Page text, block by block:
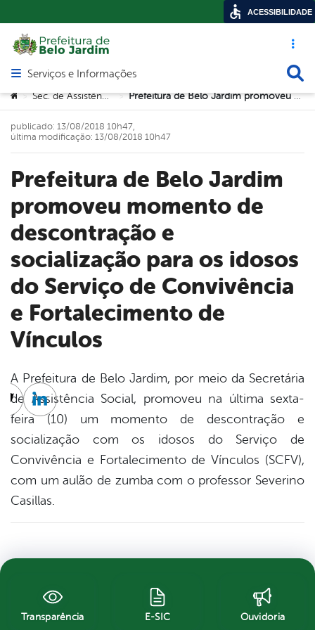
Acesso
Abrir menu principal de navegação
Serviços e Informações
Você está aqui:
> Sec. de Assistência Social > Prefeitura de Belo Jardim promoveu momento de descontração e socialização para os idosos do Serviço de Convivência e Fortalecimento de Vínculos
Prefeitura de Belo Jardim
promoveu momento de
descontração e
socialização para os idosos
do Serviço de Convivência
e Fortalecimento de
Vínculos
publicado: 13/08/2018 10h47,
última modificação: 13/08/2018 10h47
A Prefeitura de Belo Jardim, por meio da Secretária
de Assistência Social, promoveu na última sexta-
feira (10) um momento de descontração e
socialização com os idosos do Serviço de
Convivência e Fortalecimento de Vínculos (SCFV),
com um aulão de zumba com o professor Severino
Casillas.
TwitterLinkedin
Transparência E-SIC Ouvidoria
ACESSIBILIDADE